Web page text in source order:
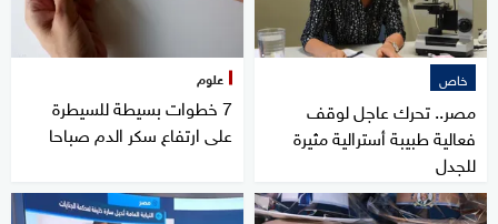
خاص
مصر.. تحرك عاجل لوقف
فعالية طبيبة أسترالية مثيرة
للجدل
علوم
7 خطوات بسيطة للسيطرة
على ارتفاع سكر الدم صباحا